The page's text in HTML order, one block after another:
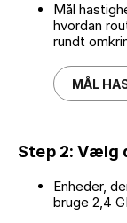
Mål
hvordan
rundt
MÅL
Step 2: Vælg
Enheder,
bruge 2,4